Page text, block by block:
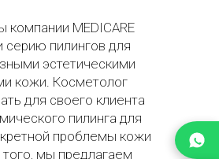
компании MEDICARE
серию пилингов для
эстетическими
кожи. Косметолог
для своего клиента
пилинга для
проблемы кожи
мы предлагаем